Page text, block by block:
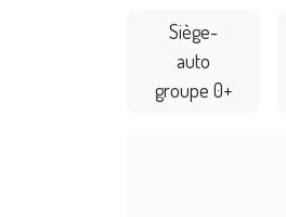
Siège-
auto
groupe 0+